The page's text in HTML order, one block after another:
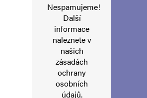
Nespamujeme!
Další
informace
naleznete v
našich
zásadách
ochrany
osobních
údajů.